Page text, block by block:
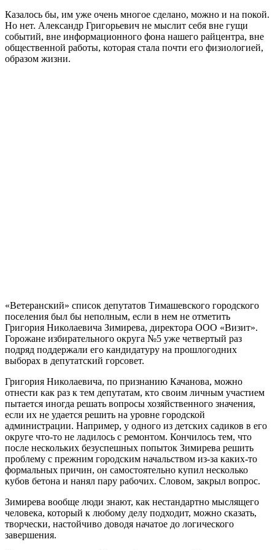
Казалось бы, им уже очень многое сделано, можно и на покой.
Но нет. Александр Григорьевич не мыслит себя вне гущи
событий, вне информационного фона нашего райцентра, вне
общественной работы, которая стала почти его физиологией,
образом жизни.
«Ветеранский» список депутатов Тимашевского городского
поселения был бы неполным, если в нем не отметить
Григория Николаевича Зимирева, директора ООО «Визит».
Горожане избирательного округа №5 уже четвертый раз
подряд поддержали его кандидатуру на прошлогодних
выборах в депутатский горсовет.
Григория Николаевича, по признанию Качанова, можно
отнести как раз к тем депутатам, кто своим личным участием
пытается иногда решать вопросы хозяйственного значения,
если их не удается решить на уровне городской
администрации. Например, у одного из детских садиков в его
округе что-то не ладилось с ремонтом. Кончилось тем, что
после нескольких безуспешных попыток Зимирева решить
проблему с прежним городским начальством из-за каких-то
формальных причин, он самостоятельно купил несколько
кубов бетона и нанял пару рабочих. Словом, закрыл вопрос.
Зимирева вообще люди знают, как нестандартно мыслящего
человека, который к любому делу подходит, можно сказать,
творчески, настойчиво доводя начатое до логического
завершения.